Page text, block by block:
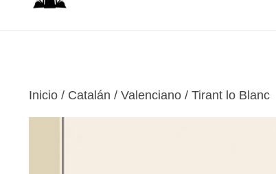
Inicio / Catalán / Valenciano / Tirant lo Blanc